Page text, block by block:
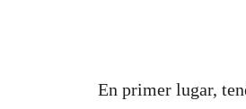
En primer lugar,